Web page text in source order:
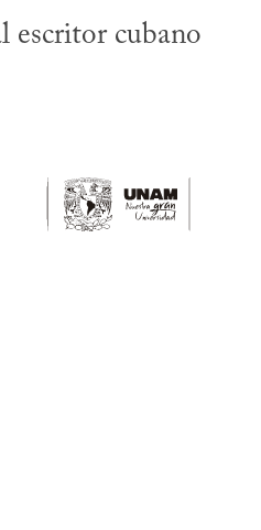
escritor cubano